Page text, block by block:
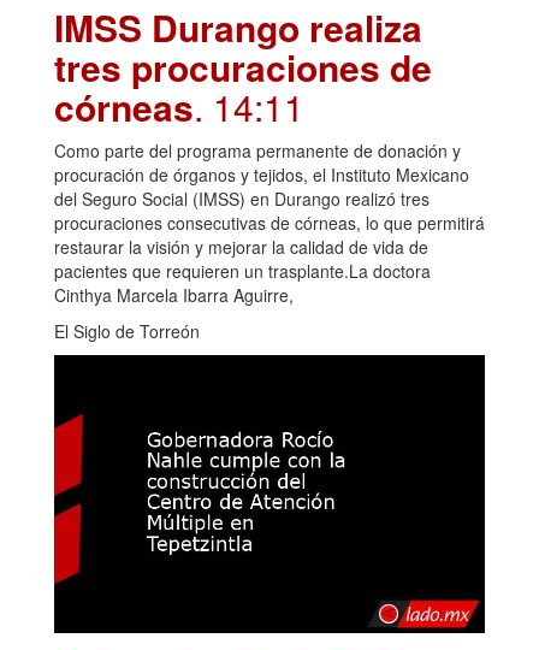
IMSS Durango realiza
tres procuraciones de
córneas. 14:11
Como parte del programa permanente de donación y
procuración de órganos y tejidos, el Instituto Mexicano
del Seguro Social (IMSS) en Durango realizó tres
procuraciones consecutivas de córneas, lo que permitirá
restaurar la visión y mejorar la calidad de vida de
pacientes que requieren un trasplante.La doctora
Cinthya Marcela Ibarra Aguirre,
El Siglo de Torreón